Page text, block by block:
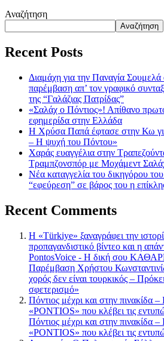
Αναζήτηση
Αναζήτηση
Recent Posts
Διαμάχη για την Παναγία
παρέμβαση απ’ τον γραφικό
της “Γαλάζιας Πατρίδας”
«Σαλάχ ο Πόντιος»! Απίθανο
εφημερίδα στην Ελλάδα
Η Χρύσα Παπά έφτασε στην Κω
– Η ψυχή του Πόντου»
Χαράς ευαγγέλια στην
Τραμπζονσπόρ με Μοχάμεντ
Νέα καταγγελία του δικηγόρου
“εφεύρεση” σε βάρος του η
Recent Comments
Η «Türkiye» ξαναγράφει την
προπαγανδιστικό βίντεο και η
PontosVoice - H δική σου
Παρέμβαση Χρήστου
χορός δεν είναι τουρκικός –
σφετερισμό»
Πόντιος μέχρι και στην πινακίδα
«PONTIOS» που κλέβει τις
Πόντιος μέχρι και στην πινακίδα
«PONTIOS» που κλέβει τις